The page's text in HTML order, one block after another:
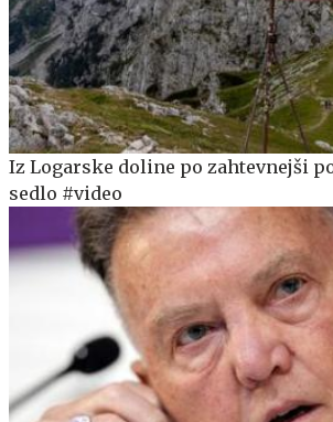
Iz Logarske doline po zahtevnejši
sedlo #video